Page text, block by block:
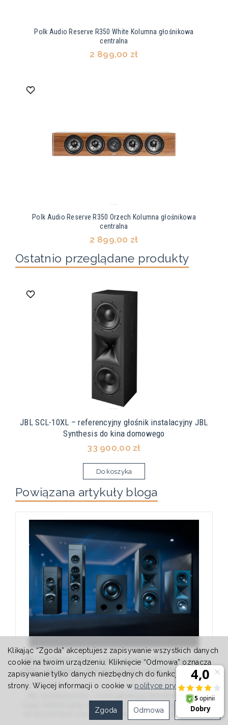
Polk Audio Reserve R350 White Kolumna głośnikowa
centralna
2 899,00 zł
Polk Audio Reserve R350 Orzech Kolumna głośnikowa
centralna
2 899,00 zł
Ostatnio przeglądane produkty
JBL SCL-10XL – referencyjny głośnik instalacyjny JBL
Synthesis do kina domowego
33 900,00 zł
Do koszyka
Powiązana artykuły bloga
JBL Synthesis 2026 – nowe głośniki SCL, procesory
SDP i amplituner SDR do referencyjnego kina
domowego
21-06-2026
JBL Synthesis 2026 – nowa generacja kina domowego
klasy referencyjnej JBL Synthesis prezentuje największą
od lat premierę nowych produktów przeznaczonych do
Klikając “Zgoda” akceptujesz zapisywanie wszystkich danych
cookie na twoim urządzeniu. Kliknięcie “Odmowa” oznacza
zapisywanie tylko danych niezbędnych do funkcjonowania
strony. Więcej informacji o cookie w polityce prywatności.
Ustawienia
Odmowa
Zgoda